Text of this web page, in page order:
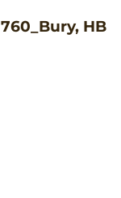
760_Bury, HB